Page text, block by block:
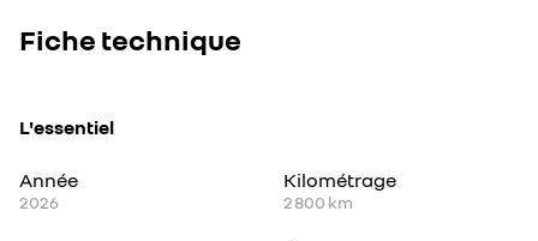
Fiche technique
L'essentiel
Année
2026
Kilométrage
2 800 km